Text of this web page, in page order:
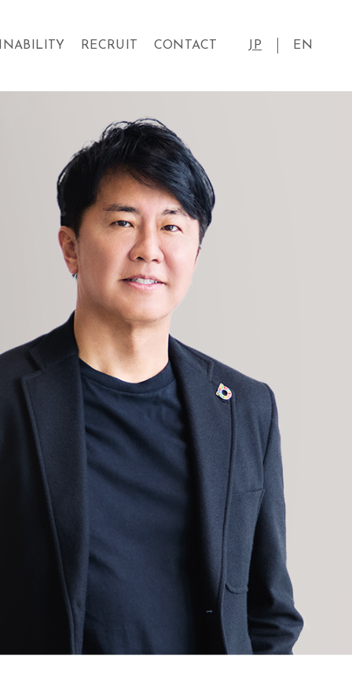
RECRUIT CONTACT JP EN